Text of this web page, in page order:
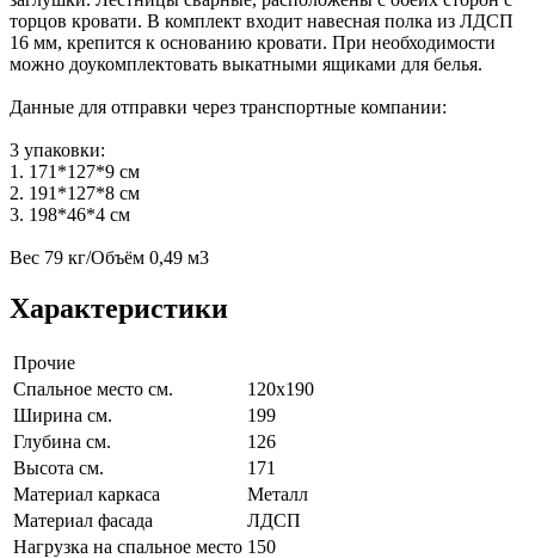
торцов кровати. В комплект входит навесная полка из ЛДСП
16 мм, крепится к основанию кровати. При необходимости
можно доукомплектовать выкатными ящиками для белья.
Данные для отправки через транспортные компании:
3 упаковки:
1. 171*127*9 см
2. 191*127*8 см
3. 198*46*4 см
Вес 79 кг/Объём 0,49 м3
Характеристики
Прочие
Спальное место см.
120х190
Ширина см.
199
Глубина см.
126
Высота см.
171
Материал каркаса
Металл
Материал фасада
ЛДСП
Нагрузка на спальное место 150